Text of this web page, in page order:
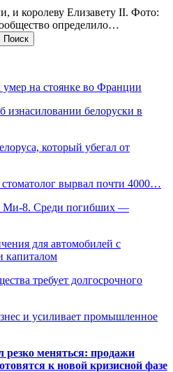
и королеву Елизавету II. Фото:
определило…
на стоянке во Франции
белоруски в
который убегал от
вырвал почти 4000…
Ми-8. Среди погибших —
для автомобилей с
капиталом
требует долгосрочного
и усиливает промышленное
меняться: продажи
к новой кризисной фазе